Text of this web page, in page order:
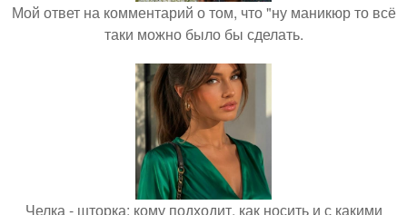
Мой ответ на комментарий о том, что "ну маникюр то всё
таки можно было бы сделать.
Челка - шторка: кому подходит, как носить и с какими